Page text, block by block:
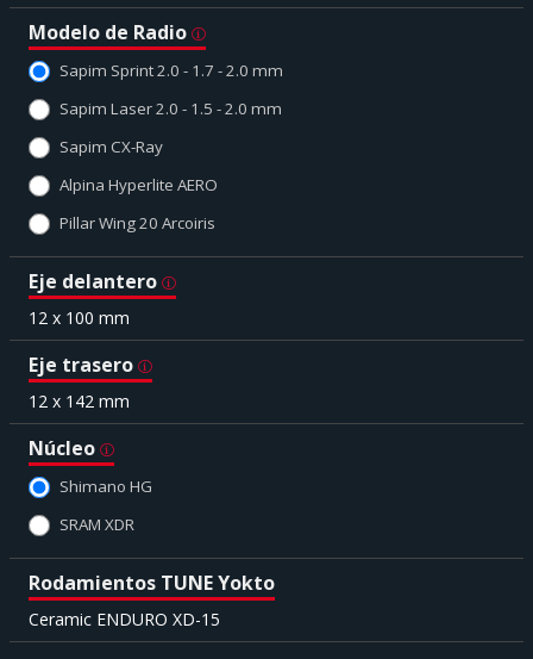
Modelo de Radio
Sapim Sprint 2.0 - 1.7 - 2.0 mm
Sapim Laser 2.0 - 1.5 - 2.0 mm
Sapim CX-Ray
Alpina Hyperlite AERO
Pillar Wing 20 Arcoiris
Eje delantero
12 x 100 mm
Eje trasero
12 x 142 mm
Núcleo
Shimano HG
SRAM XDR
Rodamientos TUNE Yokto
Ceramic ENDURO XD-15